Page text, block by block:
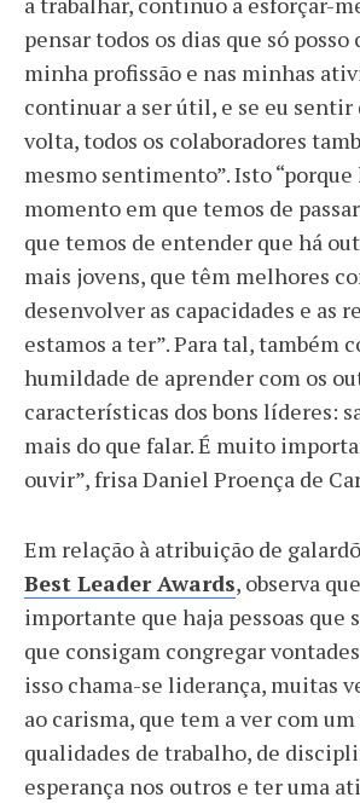
pensar todos os dias que só
minha profissão e nas minhas
continuar a ser útil, e se eu sentir
volta, todos os colaboradores
mesmo sentimento”. Isto “porque
momento em que temos de
que temos de entender que há
mais jovens, que têm melhores
desenvolver as capacidades e as
estamos a ter”. Para tal, também
humildade de aprender com os
características dos bons líderes:
mais do que falar. É muito
ouvir”, frisa Daniel Proença de
Em relação à atribuição de
Best Leader Awards, observa
importante que haja pessoas que
que consigam congregar
isso chama-se liderança, muitas
ao carisma, que tem a ver com
qualidades de trabalho, de
esperança nos outros e ter uma